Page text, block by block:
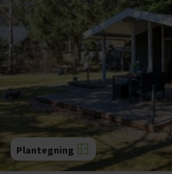
Plantegning